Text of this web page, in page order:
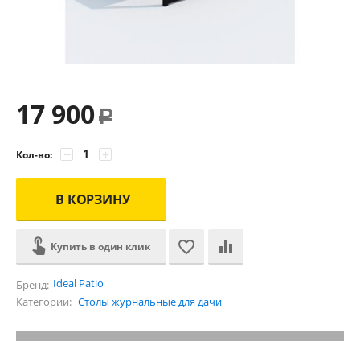
17 900 Р
Кол-во: +
−
В КОРЗИНУ
Купить в один клик
Бренд: Ideal Patio
Категории: Столы журнальные для дачи